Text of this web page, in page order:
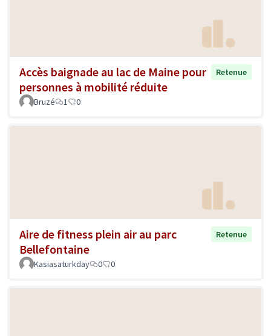
Accès baignade au lac de Maine pour
personnes à mobilité réduite
Retenue
Bruzé 1 0
Aire de fitness plein air au parc
Bellefontaine
Retenue
Kasiasaturkday 0 0